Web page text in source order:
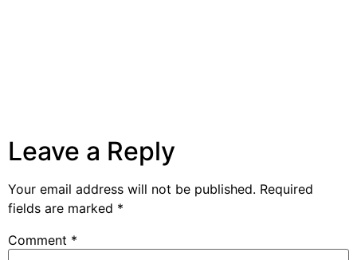
Leave a Reply
Your email address will not be published. Required
fields are marked *
Comment *